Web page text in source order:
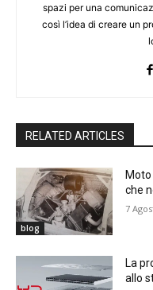
spazi per una
così l’idea di creare un
RELATED ARTICLES
blog
che
7
La
allo